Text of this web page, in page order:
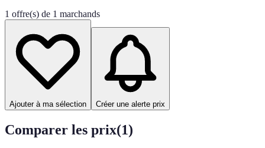
1 offre(s) de 1 marchands
Ajouter à ma sélection Créer une alerte prix
Comparer les prix(1)